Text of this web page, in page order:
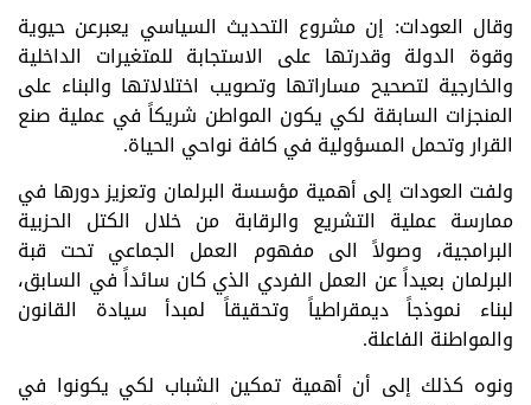
وقال العودات: إن مشروع التحديث السياسي يعبرعن حيوية
وقوة الدولة وقدرتها على الاستجابة للمتغيرات الداخلية
والخارجية لتصحيح مساراتها وتصويب اختلالاتها والبناء على
المنجزات السابقة لكي يكون المواطن شريكاً في عملية صنع
القرار وتحمل المسؤولية في كافة نواحي الحياة.
ولفت العودات إلى أهمية مؤسسة البرلمان وتعزيز دورها في
ممارسة عملية التشريع والرقابة من خلال الكتل الحزبية
البرامجية، وصولاً الى مفهوم العمل الجماعي تحت قبة
البرلمان بعيداً عن العمل الفردي الذي كان سائداً في السابق،
لبناء نموذجاً ديمقراطياً وتحقيقاً لمبدأ سيادة القانون
والمواطنة الفاعلة.
ونوه كذلك إلى أن أهمية تمكين الشباب لكي يكونوا في